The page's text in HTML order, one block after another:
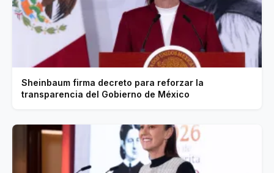
Sheinbaum firma decreto para reforzar la
transparencia del Gobierno de México